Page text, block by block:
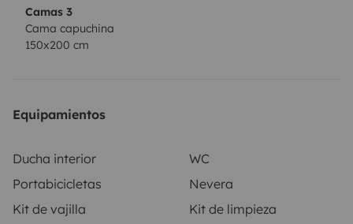
Camas 3
Cama capuchina
150x200 cm
Equipamientos
Ducha interior
WC
Portabicicletas
Nevera
Kit de vajilla
Kit de limpieza